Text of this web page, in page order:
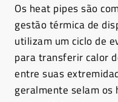
Os heat pipes são
gestão térmica de
utilizam um ciclo de
para transferir calor
entre suas
geralmente selam os